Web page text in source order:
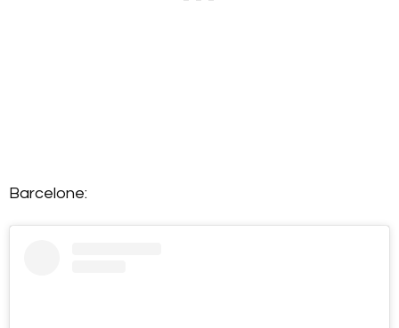
Barcelone: